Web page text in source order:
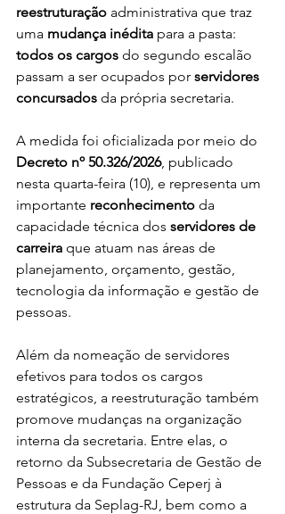
reestruturação administrativa que traz
uma mudança inédita para a pasta:
todos os cargos do segundo escalão
passam a ser ocupados por servidores
concursados da própria secretaria.
A medida foi oficializada por meio do
Decreto nº 50.326/2026, publicado
nesta quarta-feira (10), e representa um
importante reconhecimento da
capacidade técnica dos servidores de
carreira que atuam nas áreas de
planejamento, orçamento, gestão,
tecnologia da informação e gestão de
pessoas.
Além da nomeação de servidores
efetivos para todos os cargos
estratégicos, a reestruturação também
promove mudanças na organização
interna da secretaria. Entre elas, o
retorno da Subsecretaria de Gestão de
Pessoas e da Fundação Ceperj à
estrutura da Seplag-RJ, bem como a